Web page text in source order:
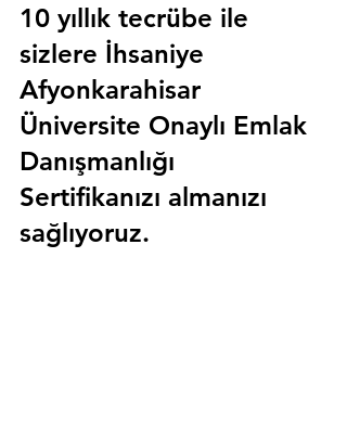
10 yıllık tecrübe ile
sizlere İhsaniye
Afyonkarahisar
Üniversite Onaylı Emlak
Danışmanlığı
Sertifikanızı almanızı
sağlıyoruz.